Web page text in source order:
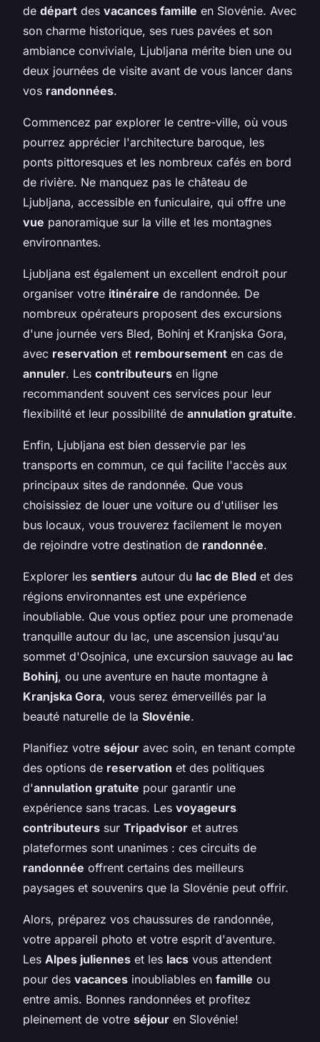
de départ des vacances famille en Slovénie. Avec
son charme historique, ses rues pavées et son
ambiance conviviale, Ljubljana mérite bien une ou
deux journées de visite avant de vous lancer dans
vos randonnées.
Commencez par explorer le centre-ville, où vous
pourrez apprécier l'architecture baroque, les
ponts pittoresques et les nombreux cafés en bord
de rivière. Ne manquez pas le château de
Ljubljana, accessible en funiculaire, qui offre une
vue panoramique sur la ville et les montagnes
environnantes.
Ljubljana est également un excellent endroit pour
organiser votre itinéraire de randonnée. De
nombreux opérateurs proposent des excursions
d'une journée vers Bled, Bohinj et Kranjska Gora,
avec reservation et remboursement en cas de
annuler. Les contributeurs en ligne
recommandent souvent ces services pour leur
flexibilité et leur possibilité de annulation gratuite.
Enfin, Ljubljana est bien desservie par les
transports en commun, ce qui facilite l'accès aux
principaux sites de randonnée. Que vous
choisissiez de louer une voiture ou d'utiliser les
bus locaux, vous trouverez facilement le moyen
de rejoindre votre destination de randonnée.
Explorer les sentiers autour du lac de Bled et des
régions environnantes est une expérience
inoubliable. Que vous optiez pour une promenade
tranquille autour du lac, une ascension jusqu'au
sommet d'Osojnica, une excursion sauvage au lac
Bohinj, ou une aventure en haute montagne à
Kranjska Gora, vous serez émerveillés par la
beauté naturelle de la Slovénie.
Planifiez votre séjour avec soin, en tenant compte
des options de reservation et des politiques
d'annulation gratuite pour garantir une
expérience sans tracas. Les voyageurs
contributeurs sur Tripadvisor et autres
plateformes sont unanimes : ces circuits de
randonnée offrent certains des meilleurs
paysages et souvenirs que la Slovénie peut offrir.
Alors, préparez vos chaussures de randonnée,
votre appareil photo et votre esprit d'aventure.
Les Alpes juliennes et les lacs vous attendent
pour des vacances inoubliables en famille ou
entre amis. Bonnes randonnées et profitez
pleinement de votre séjour en Slovénie!